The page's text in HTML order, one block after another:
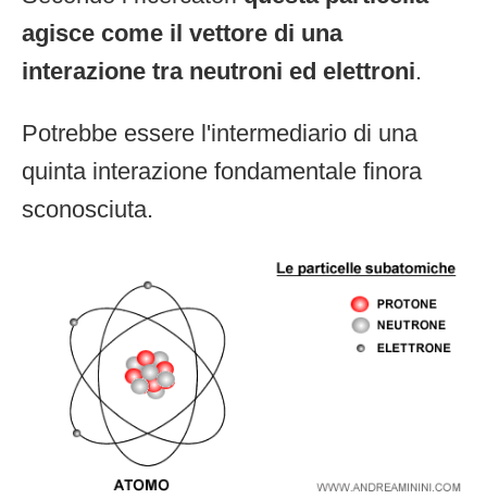
agisce come il vettore di una
interazione tra neutroni ed elettroni.
Potrebbe essere l'intermediario di una
quinta interazione fondamentale finora
sconosciuta.